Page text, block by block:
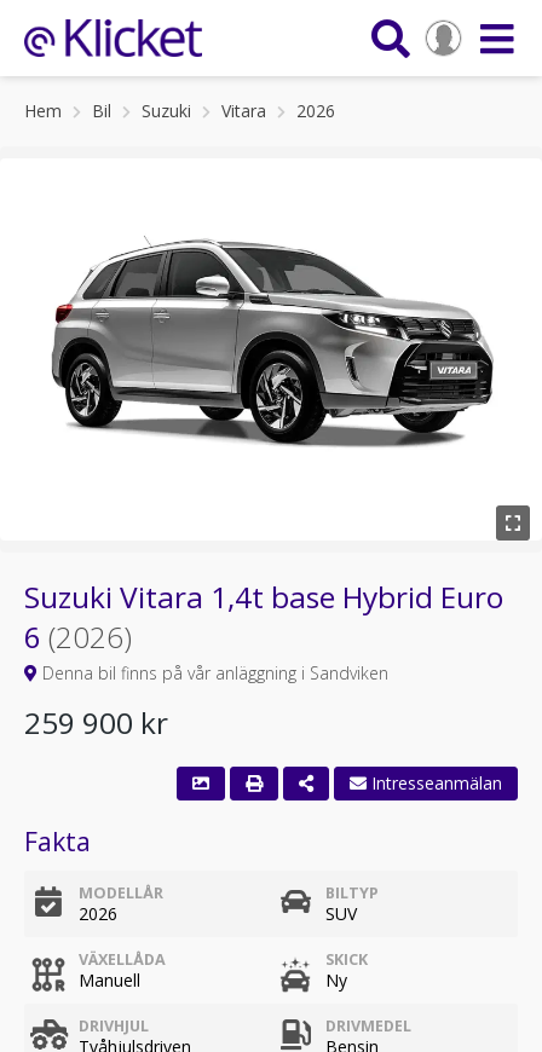
Hem Bil Suzuki Vitara 2026
Suzuki Vitara 1,4t base Hybrid Euro
6 (2026)
Denna bil finns på vår anläggning i Sandviken
259 900 kr
Intresseanmälan
Fakta
MODELLÅR
2026
BILTYP
SUV
VÄXELLÅDA
Manuell
SKICK
Ny
DRIVHJUL
Tvåhjulsdriven
DRIVMEDEL
Bensin